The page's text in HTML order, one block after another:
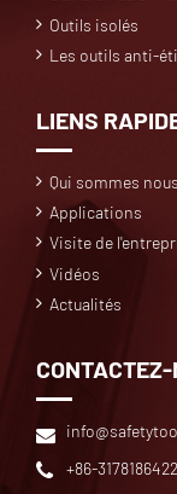
Outils isolés
Les outils anti-
LIENS
Qui sommes nous
Applications
Visite de
Vidéos
Actualités
CONTACTEZ-
+86-3178186422